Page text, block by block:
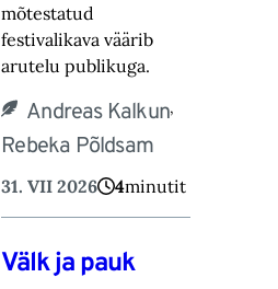
mõtestatud
festivalikava väärib
arutelu publikuga.
Andreas Kalkun,
Rebeka Põldsam
31. VII 2026 4minutit
Välk ja pauk